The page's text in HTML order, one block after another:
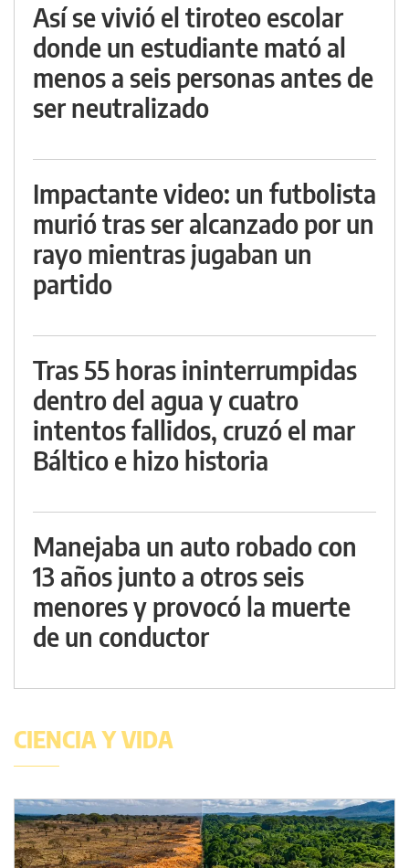
Así se vivió el tiroteo escolar
donde un estudiante mató al
menos a seis personas antes de
ser neutralizado
Impactante video: un futbolista
murió tras ser alcanzado por un
rayo mientras jugaban un
partido
Tras 55 horas ininterrumpidas
dentro del agua y cuatro
intentos fallidos, cruzó el mar
Báltico e hizo historia
Manejaba un auto robado con
13 años junto a otros seis
menores y provocó la muerte
de un conductor
CIENCIA Y VIDA